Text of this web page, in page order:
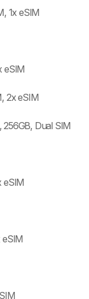
1x eSIM
eSIM
2x eSIM
256GB, Dual SIM
eSIM
eSIM